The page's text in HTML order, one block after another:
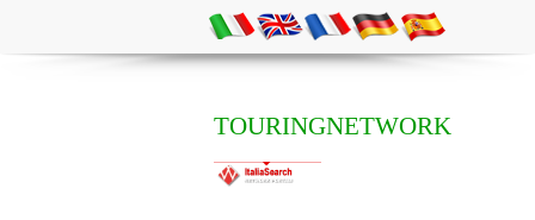
TOURINGNETWORK